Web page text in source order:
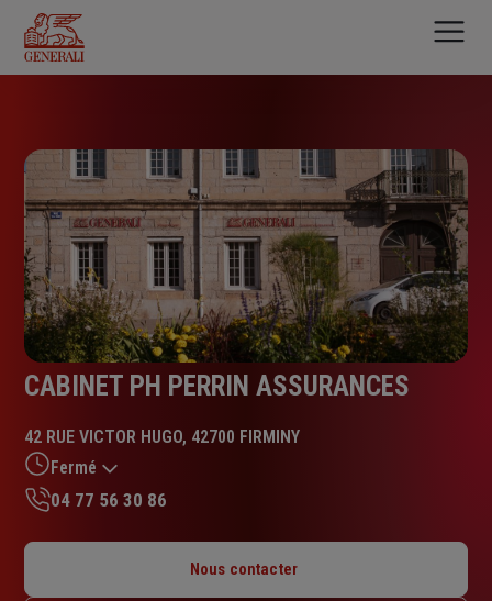
contenu
principal
CABINET PH PERRIN ASSURANCES
42 RUE VICTOR HUGO, 42700 FIRMINY
Fermé
04 77 56 30 86
Nous contacter